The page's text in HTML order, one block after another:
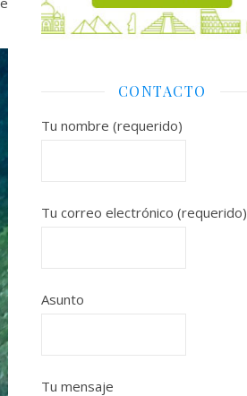
CONTACTO
Tu nombre (requerido)
Tu correo electrónico (requerido)
Asunto
Tu mensaje